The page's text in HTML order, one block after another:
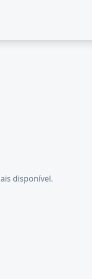
disponível.